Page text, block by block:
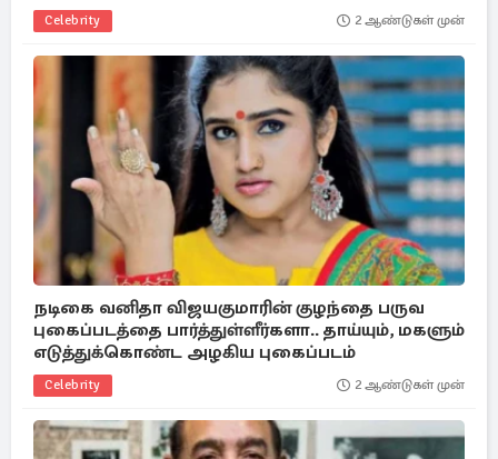
Celebrity 2 ஆண்டுகள் முன்
நடிகை வனிதா விஜயகுமாரின் குழந்தை பருவ
புகைப்படத்தை பார்த்துள்ளீர்களா.. தாய்யும், மகளும்
எடுத்துக்கொண்ட அழகிய புகைப்படம்
Celebrity 2 ஆண்டுகள் முன்